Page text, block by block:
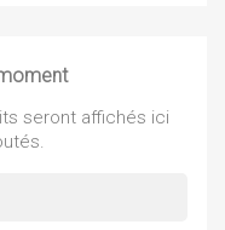
seront affichés ici